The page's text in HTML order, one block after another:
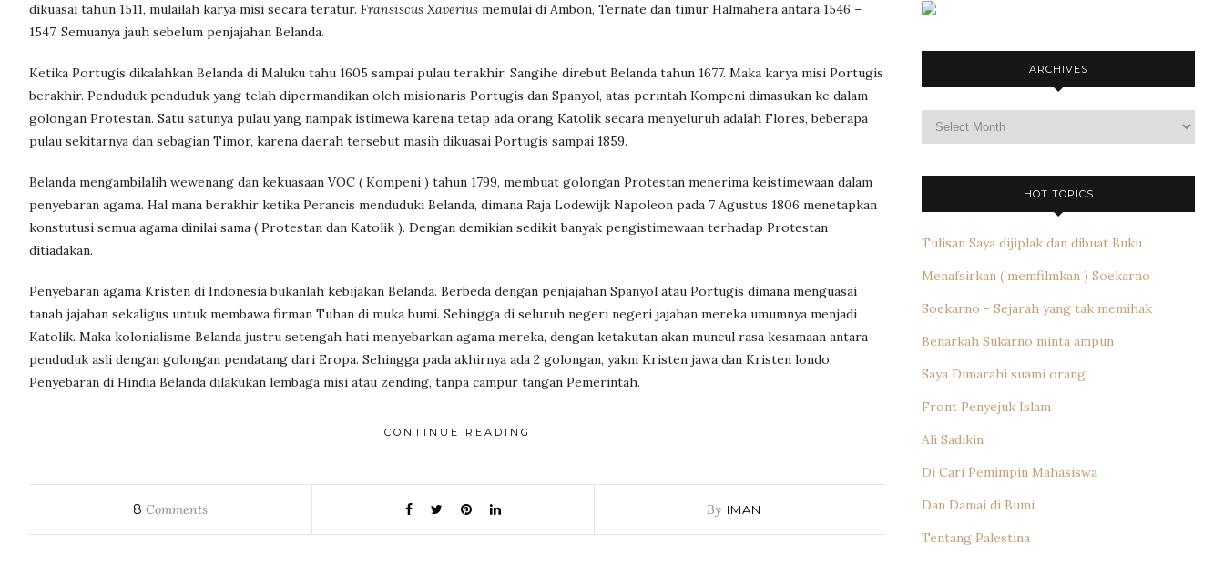
dikuasai tahun 1511, mulailah karya misi secara teratur. Fransiscus Xaverius memulai di Ambon, Ternate dan timur Halmahera antara 1546 –
1547. Semuanya jauh sebelum penjajahan Belanda.
Ketika Portugis dikalahkan Belanda di Maluku tahu 1605 sampai pulau terakhir, Sangihe direbut Belanda tahun 1677. Maka karya misi Portugis
berakhir. Penduduk penduduk yang telah dipermandikan oleh misionaris Portugis dan Spanyol, atas perintah Kompeni dimasukan ke dalam
golongan Protestan. Satu satunya pulau yang nampak istimewa karena tetap ada orang Katolik secara menyeluruh adalah Flores, beberapa
pulau sekitarnya dan sebagian Timor, karena daerah tersebut masih dikuasai Portugis sampai 1859.
Belanda mengambilalih wewenang dan kekuasaan VOC ( Kompeni ) tahun 1799, membuat golongan Protestan menerima keistimewaan dalam
penyebaran agama. Hal mana berakhir ketika Perancis menduduki Belanda, dimana Raja Lodewijk Napoleon pada 7 Agustus 1806 menetapkan
konstutusi semua agama dinilai sama ( Protestan dan Katolik ). Dengan demikian sedikit banyak pengistimewaan terhadap Protestan
ditiadakan.
Penyebaran agama Kristen di Indonesia bukanlah kebijakan Belanda. Berbeda dengan penjajahan Spanyol atau Portugis dimana menguasai
tanah jajahan sekaligus untuk membawa firman Tuhan di muka bumi. Sehingga di seluruh negeri negeri jajahan mereka umumnya menjadi
Katolik. Maka kolonialisme Belanda justru setengah hati menyebarkan agama mereka, dengan ketakutan akan muncul rasa kesamaan antara
penduduk asli dengan golongan pendatang dari Eropa. Sehingga pada akhirnya ada 2 golongan, yakni Kristen jawa dan Kristen londo.
Penyebaran di Hindia Belanda dilakukan lembaga misi atau zending, tanpa campur tangan Pemerintah.
CONTINUE READING
8 Comments By IMAN
ARCHIVES
HOT TOPICS
Tulisan Saya dijiplak dan dibuat Buku
Menafsirkan ( memfilmkan ) Soekarno
Soekarno - Sejarah yang tak memihak
Benarkah Sukarno minta ampun
Saya Dimarahi suami orang
Front Penyejuk Islam
Ali Sadikin
Di Cari Pemimpin Mahasiswa
Dan Damai di Bumi
Tentang Palestina